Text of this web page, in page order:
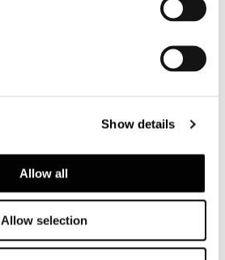
Show details
Allow all
Allow selection